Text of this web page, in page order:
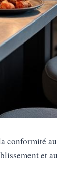
conformité
et